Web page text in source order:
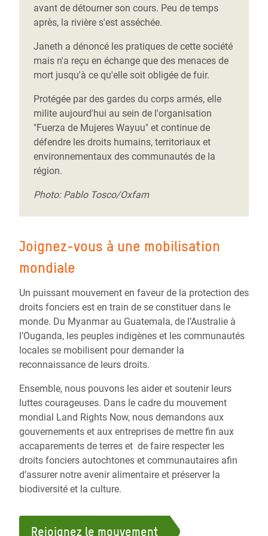
avant de détourner son cours. Peu de temps
après, la rivière s'est asséchée.
Janeth a dénoncé les pratiques de cette société
mais n'a reçu en échange que des menaces de
mort jusqu'à ce qu'elle soit obligée de fuir.
Protégée par des gardes du corps armés, elle
milite aujourd'hui au sein de l'organisation
"Fuerza de Mujeres Wayuu" et continue de
défendre les droits humains, territoriaux et
environnementaux des communautés de la
région.
Photo: Pablo Tosco/Oxfam
Joignez-vous à une mobilisation
mondiale
Un puissant mouvement en faveur de la protection des
droits fonciers est en train de se constituer dans le
monde. Du Myanmar au Guatemala, de l’Australie à
l’Ouganda, les peuples indigènes et les communautés
locales se mobilisent pour demander la
reconnaissance de leurs droits.
Ensemble, nous pouvons les aider et soutenir leurs
luttes courageuses. Dans le cadre du mouvement
mondial Land Rights Now, nous demandons aux
gouvernements et aux entreprises de mettre fin aux
accaparements de terres et de faire respecter les
droits fonciers autochtones et communautaires afin
d’assurer notre avenir alimentaire et préserver la
biodiversité et la culture.
Rejoignez le mouvement